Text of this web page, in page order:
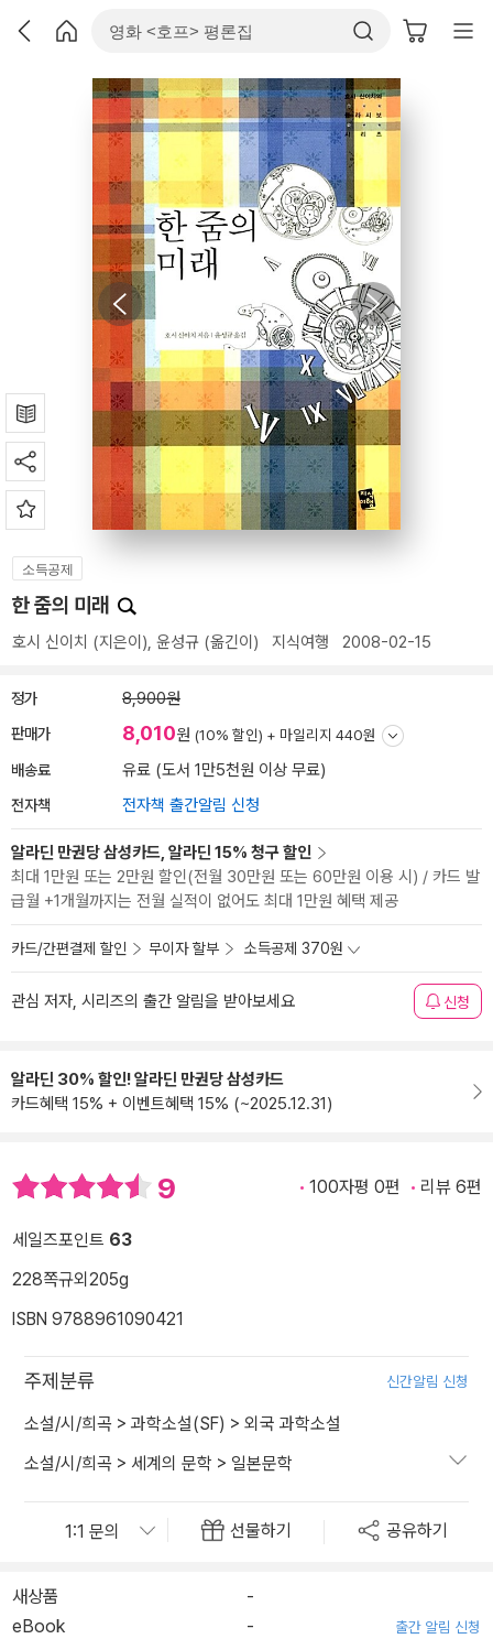
소득공제
한 줌의 미래
호시 신이치 (지은이), 윤성규 (옮긴이) 지식여행 2008-02-15
정가 8,900원
판매가 8,010원 (10% 할인) + 마일리지 440원
배송료 유료 (도서 1만5천원 이상 무료)
전자책 전자책 출간알림 신청
알라딘 만권당 삼성카드, 알라딘 15% 청구 할인
최대 1만원 또는 2만원 할인(전월 30만원 또는 60만원 이용 시) / 카드 발
급월 +1개월까지는 전월 실적이 없어도 최대 1만원 혜택 제공
카드/간편결제 할인 무이자 할부 소득공제 370원
관심 저자, 시리즈의 출간 알림을 받아보세요 신청
알라딘 30% 할인! 알라딘 만권당 삼성카드
카드혜택 15% + 이벤트혜택 15% (~2025.12.31)
9 100자평 0편 리뷰 6편
세일즈포인트 63
228쪽규외 205g
ISBN 9788961090421
주제분류 신간알림 신청
소설/시/희곡 > 과학소설(SF) > 외국 과학소설
소설/시/희곡 > 세계의 문학 > 일본문학
선물하기 공유하기
새상품
-
eBook
- 출간 알림 신청